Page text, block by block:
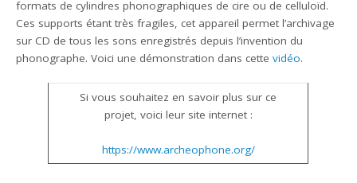
formats de cylindres phonographiques de cire ou de celluloïd.
Ces supports étant très fragiles, cet appareil permet l’archivage
sur CD de tous les sons enregistrés depuis l’invention du
phonographe. Voici une démonstration dans cettevidéo.
Si vous souhaitez en savoir plus sur ce
projet, voici leur site internet :
https://www.archeophone.org/